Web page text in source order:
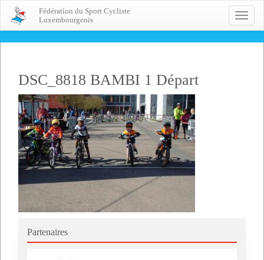
Toggle
Fédération du Sport Cycliste
Luxembourgeois
DSC_8818 BAMBI 1 Départ
Partenaires